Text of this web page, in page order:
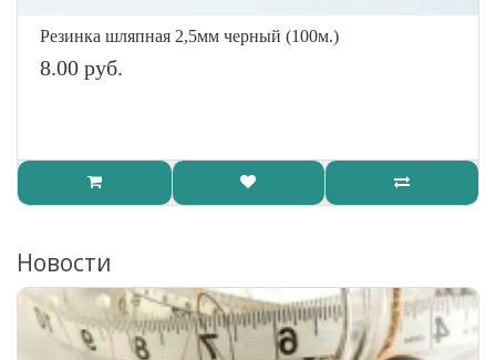
Резинка шляпная 2,5мм черный (100м.)
8.00 руб.
Новости